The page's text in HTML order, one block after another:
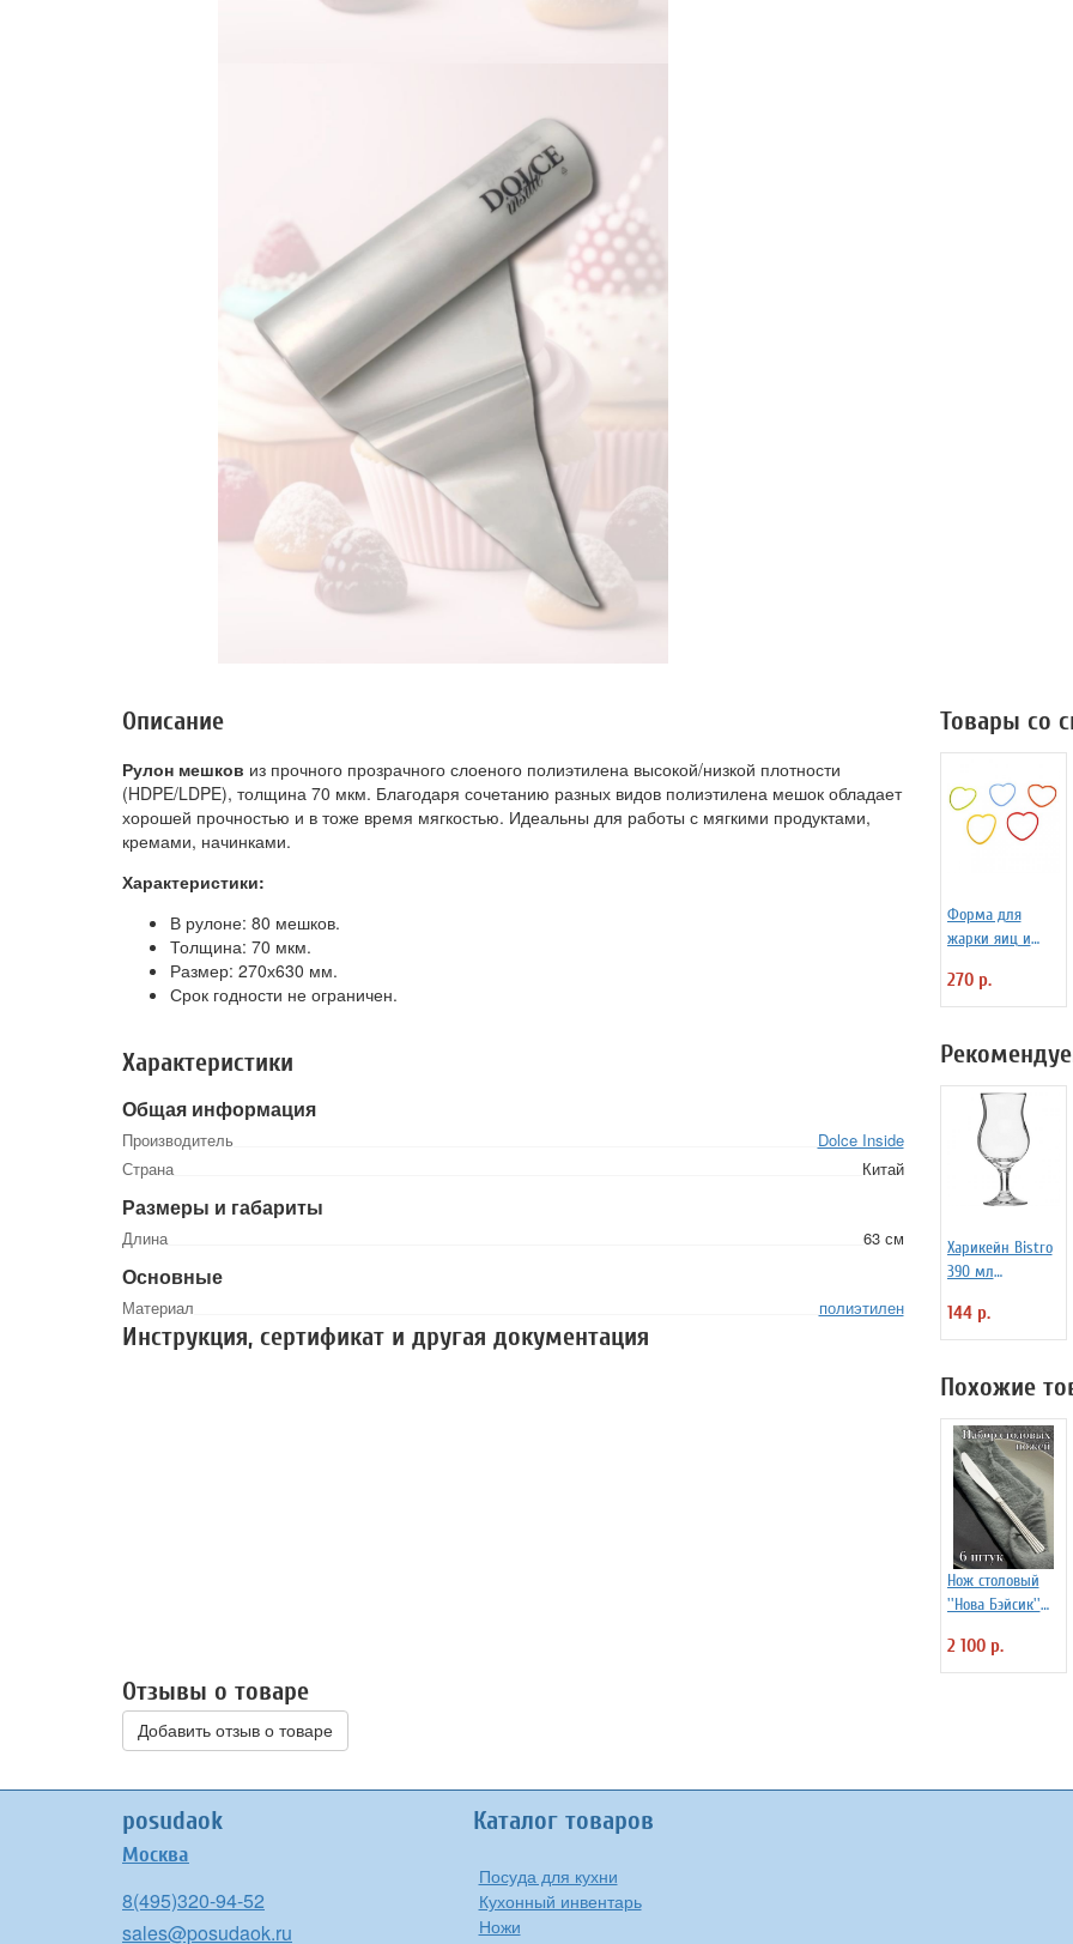
Описание
Рулон мешков из прочного прозрачного слоеного полиэтилена высокой/низкой плотности
(HDPE/LDPE), толщина 70 мкм. Благодаря сочетанию разных видов полиэтилена мешок обладает
хорошей прочностью и в тоже время мягкостью. Идеальны для работы с мягкими продуктами,
кремами, начинками.
Характеристики:
В рулоне: 80 мешков.
Толщина: 70 мкм.
Размер: 270х630 мм.
Срок годности не ограничен.
Характеристики
Общая информация
Производитель
Dolce Inside
Страна
Китай
Размеры и габариты
Длина 63 см
Основные
Материал полиэтилен
Инструкция, сертификат и другая документация
Товары со
Форма для
жарки яиц и
силиконовая
Любовь
270 р.
Харикейн Bistro
390 мл
1150311
144 р.
Похожие
Нож столовый
''Нова Бэйсик''
2 100 р.
Отзывы о товаре
Добавить отзыв о товаре
posudaok
Москва
8(495)320-94-52
sales@posudaok.ru
Каталог товаров
Посуда для кухни
Кухонный инвентарь
Ножи